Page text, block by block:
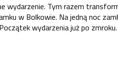
wydarzenie. Tym razem
w Bolkowie. Na jedną noc
wydarzenia już po zmroku.